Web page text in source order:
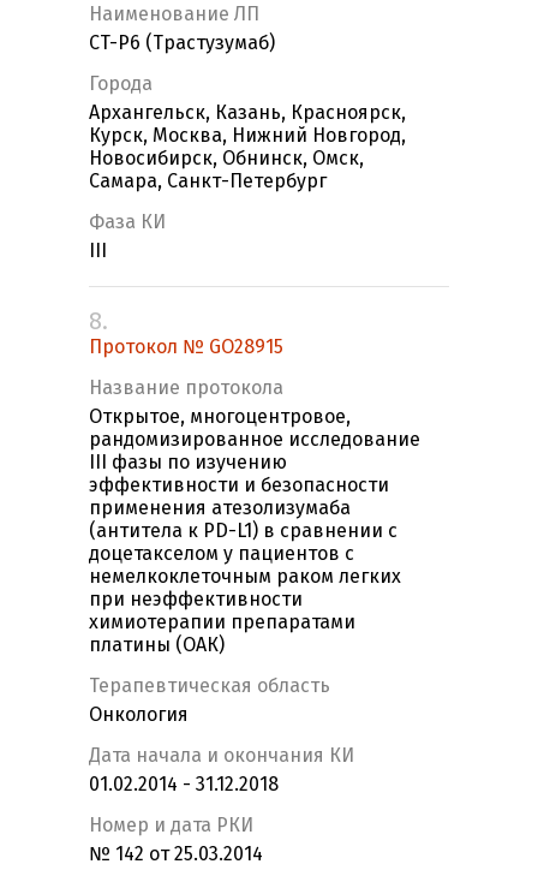
Наименование ЛП
CT-P6 (Трастузумаб)
Города
Архангельск, Казань, Красноярск,
Курск, Москва, Нижний Новгород,
Новосибирск, Обнинск, Омск,
Самара, Санкт-Петербург
Фаза КИ
8.
Протокол № GO28915
Название протокола
Открытое, многоцентровое,
рандомизированное исследование
III фазы по изучению
эффективности и безопасности
применения атезолизумаба
(антитела к PD-L1) в сравнении с
доцетакселом у пациентов с
немелкоклеточным раком легких
при неэффективности
химиотерапии препаратами
платины (ОАК)
Терапевтическая область
Онкология
Дата начала и окончания КИ
01.02.2014 - 31.12.2018
Номер и дата РКИ
№ 142 от 25.03.2014